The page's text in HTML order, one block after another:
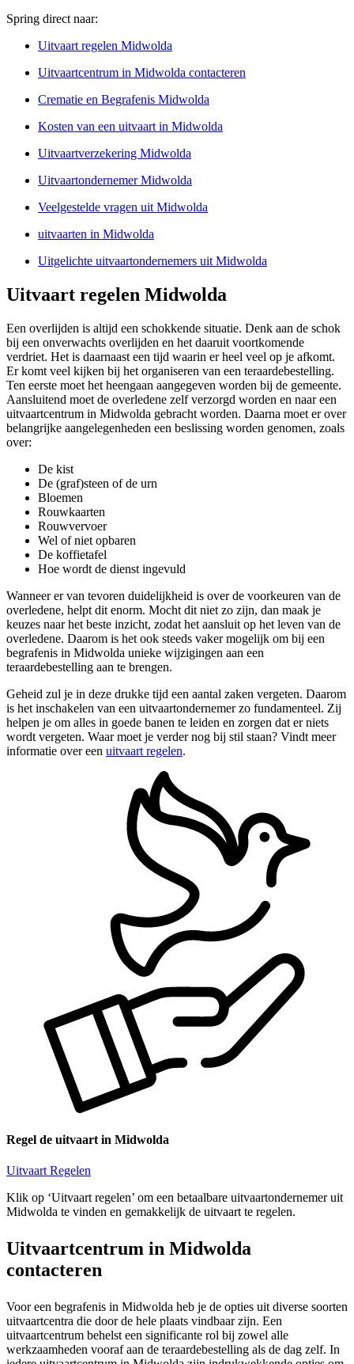
Spring direct naar:
Uitvaart regelen Midwolda
Uitvaartcentrum in Midwolda contacteren
Crematie en Begrafenis Midwolda
Kosten van een uitvaart in Midwolda
Uitvaartverzekering Midwolda
Uitvaartondernemer Midwolda
Veelgestelde vragen uit Midwolda
uitvaarten in Midwolda
Uitgelichte uitvaartondernemers uit Midwolda
Uitvaart regelen Midwolda
Een overlijden is altijd een schokkende situatie. Denk aan de schok
bij een onverwachts overlijden en het daaruit voortkomende
verdriet. Het is daarnaast een tijd waarin er heel veel op je afkomt.
Er komt veel kijken bij het organiseren van een teraardebestelling.
Ten eerste moet het heengaan aangegeven worden bij de gemeente.
Aansluitend moet de overledene zelf verzorgd worden en naar een
uitvaartcentrum in Midwolda gebracht worden. Daarna moet er over
belangrijke aangelegenheden een beslissing worden genomen, zoals
over:
De kist
De (graf)steen of de urn
Bloemen
Rouwkaarten
Rouwvervoer
Wel of niet opbaren
De koffietafel
Hoe wordt de dienst ingevuld
Wanneer er van tevoren duidelijkheid is over de voorkeuren van de
overledene, helpt dit enorm. Mocht dit niet zo zijn, dan maak je
keuzes naar het beste inzicht, zodat het aansluit op het leven van de
overledene. Daarom is het ook steeds vaker mogelijk om bij een
begrafenis in Midwolda unieke wijzigingen aan een
teraardebestelling aan te brengen.
Geheid zul je in deze drukke tijd een aantal zaken vergeten. Daarom
is het inschakelen van een uitvaartondernemer zo fundamenteel. Zij
helpen je om alles in goede banen te leiden en zorgen dat er niets
wordt vergeten. Waar moet je verder nog bij stil staan? Vindt meer
informatie over een uitvaart regelen.
Regel de uitvaart in Midwolda
Uitvaart Regelen
Klik op ‘Uitvaart regelen’ om een betaalbare uitvaartondernemer uit
Midwolda te vinden en gemakkelijk de uitvaart te regelen.
Uitvaartcentrum in Midwolda
contacteren
Voor een begrafenis in Midwolda heb je de opties uit diverse soorten
uitvaartcentra die door de hele plaats vindbaar zijn. Een
uitvaartcentrum behelst een significante rol bij zowel alle
werkzaamheden vooraf aan de teraardebestelling als de dag zelf. In